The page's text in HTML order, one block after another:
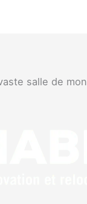
salle de